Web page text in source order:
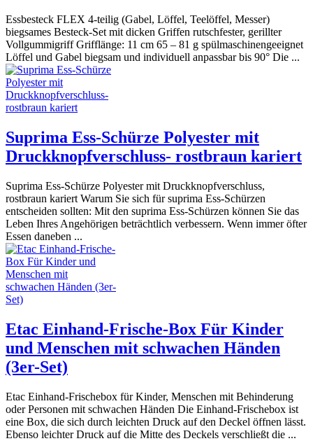
Essbesteck FLEX 4-teilig (Gabel, Löffel, Teelöffel, Messer)
biegsames Besteck-Set mit dicken Griffen rutschfester, gerillter
Vollgummigriff Grifflänge: 11 cm 65 – 81 g spülmaschinengeeignet
Löffel und Gabel biegsam und individuell anpassbar bis 90° Die ...
Suprima Ess-Schürze Polyester mit
Druckknopfverschluss- rostbraun kariert
Suprima Ess-Schürze Polyester mit Druckknopfverschluss,
rostbraun kariert Warum Sie sich für suprima Ess-Schürzen
entscheiden sollten: Mit den suprima Ess-Schürzen können Sie das
Leben Ihres Angehörigen beträchtlich verbessern. Wenn immer öfter
Essen daneben ...
Etac Einhand-Frische-Box Für Kinder
und Menschen mit schwachen Händen
(3er-Set)
Etac Einhand-Frischebox für Kinder, Menschen mit Behinderung
oder Personen mit schwachen Händen Die Einhand-Frischebox ist
eine Box, die sich durch leichten Druck auf den Deckel öffnen lässt.
Ebenso leichter Druck auf die Mitte des Deckels verschließt die ...